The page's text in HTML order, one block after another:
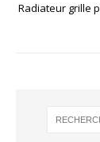
Radiateur grille